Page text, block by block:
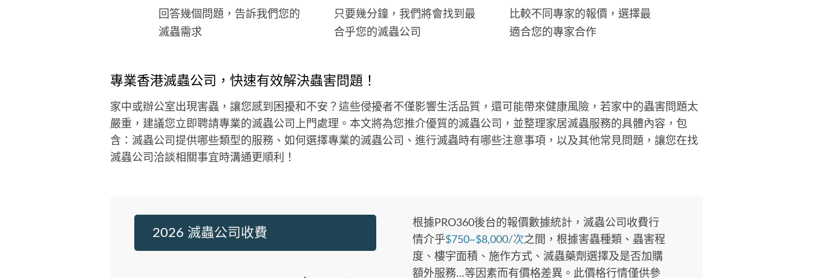
回答幾個問題，告訴我們您的
滅蟲需求
只要幾分鐘，我們將會找到最
合乎您的滅蟲公司
比較不同專家的報價，選擇最
適合您的專家合作
專業香港滅蟲公司，快速有效解決蟲害問題！
家中或辦公室出現害蟲，讓您感到困擾和不安？這些侵擾者不僅影響生活品質，還可能帶來健康風險，若家中的蟲害問題太
嚴重，建議您立即聘請專業的滅蟲公司上門處理。本文將為您推介優質的滅蟲公司，並整理家居滅蟲服務的具體內容，包
含：滅蟲公司提供哪些類型的服務、如何選擇專業的滅蟲公司、進行滅蟲時有哪些注意事項，以及其他常見問題，讓您在找
滅蟲公司洽談相關事宜時溝通更順利！
2026 滅蟲公司收費
根據PRO360後台的報價數據統計，滅蟲公司收費行
情介乎$750~$8,000/次之間，根據害蟲種類、蟲害程
度、樓宇面積、施作方式、滅蟲藥劑選擇及是否加購
額外服務…等因素而有價格差異。此價格行情僅供參